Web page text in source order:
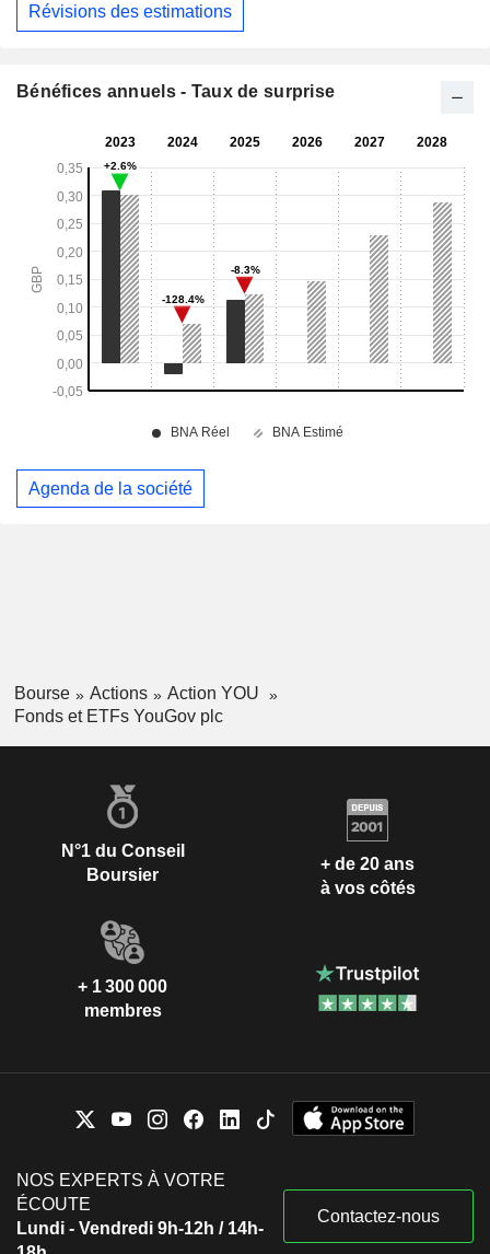
Révisions des estimations
Bénéfices annuels - Taux de surprise
Agenda de la société
Bourse Actions
Action YOU
Fonds et ETFs YouGov plc
N°1 du Conseil
Boursier
+ de 20 ans
à vos côtés
+ 1 300 000
membres
NOS EXPERTS À VOTRE
ÉCOUTE
Lundi - Vendredi 9h-12h / 14h-
Contactez-nous